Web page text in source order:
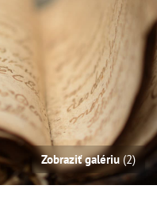
Zobraziť galériu (2)